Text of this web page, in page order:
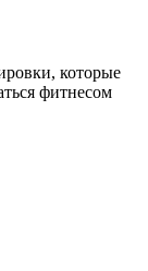
которые
фитнесом